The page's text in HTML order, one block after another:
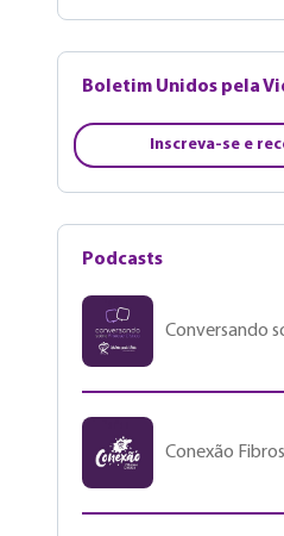
Boletim Unidos pela
Inscreva-se e
Podcasts
Conversando
Conexão